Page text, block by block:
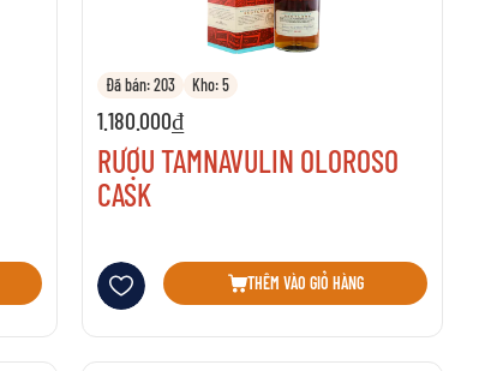
Đã bán: 203 Kho: 5
1.180.000₫
RƯỢU TAMNAVULIN OLOROSO
CASK
Thêm vào danh sách yêu thích
THÊM VÀO GIỎ HÀNG